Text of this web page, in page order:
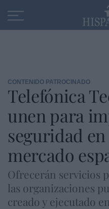
CONTENIDO PATROCINADO
Telefónica
unen para
seguridad
mercado
Ofrecerán servicios
las organizaciones
creado y ejecutado